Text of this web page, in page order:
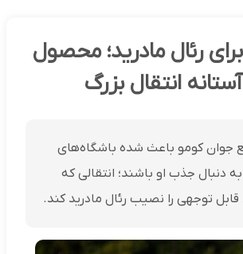
رئال مادرید؛ محصول
انتقال بزرگ
جوان کومو باعث شده باشگاه‌های
دنبال جذب او باشند؛ انتقالی که
قابل توجهی را نصیب رئال مادرید کند.